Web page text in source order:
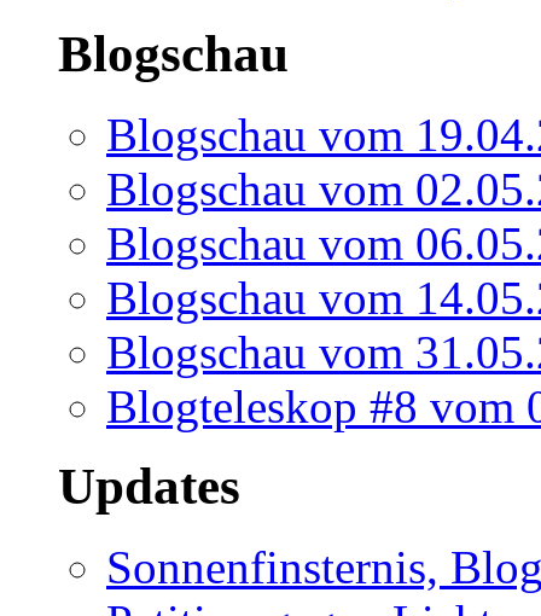
Blogschau
Blogschau vom
Blogschau vom
Blogschau vom
Blogschau vom
Blogschau vom
Blogteleskop #8 vom
Updates
Sonnenfinsternis,